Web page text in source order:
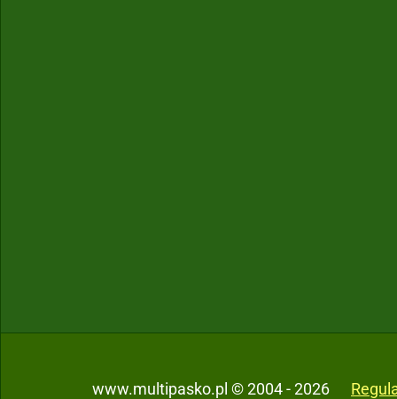
www.multipasko.pl © 2004 - 2026